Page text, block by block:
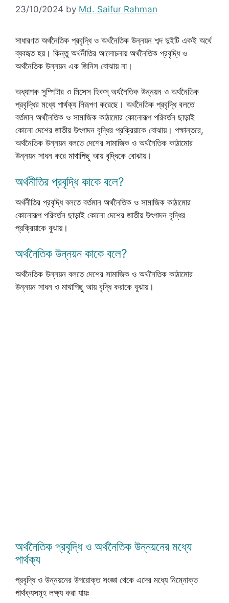
23/10/2024 by Md. Saifur Rahman
সাধারণত অর্থনৈতিক প্রবৃদ্ধি ও অর্থনৈতিক উন্নয়ন শব্দ দুইটি একই অর্থে
ব্যবহৃত হয়। কিন্তু অর্থনীতির আলোচনায় অর্থনৈতিক প্রবৃদ্ধি ও
অর্থনৈতিক উন্নয়ন এক জিনিস বোঝায় না।
অধ্যাপক সুম্পিটার ও মিসেস হিকস্ অর্থনৈতিক উন্নয়ন ও অর্থনৈতিক
প্রবৃদ্ধির মধ্যে পার্থক্য নিরূপণ করেছে। অর্থনৈতিক প্রবৃদ্ধি বলতে
বর্তমান অর্থনৈতিক ও সামাজিক কাঠামোর কোনোরূপ পরিবর্তন ছাড়াই
কোনো দেশের জাতীয় উৎপাদন বৃদ্ধির প্রক্রিয়াকে বোঝায়। পক্ষান্তরে,
অর্থনৈতিক উন্নয়ন বলতে দেশের সামাজিক ও অর্থনৈতিক কাঠামোর
উন্নয়ন সাধন করে মাথাপিছু আয় বৃদ্ধিকে বোঝায়।
অর্থনীতির প্রবৃদ্ধি কাকে বলে?
অর্থনীতির প্রবৃদ্ধি বলতে বর্তমান অর্থনৈতিক ও সামাজিক কাঠামোর
কোনোরূপ পরিবর্তন ছাড়াই কোনো দেশের জাতীয় উৎপাদন বৃদ্ধির
প্রক্রিয়াকে বুঝায়।
অর্থনৈতিক উন্নয়ন কাকে বলে?
অর্থনৈতিক উন্নয়ন বলতে দেশের সামাজিক ও অর্থনৈতিক কাঠামোর
উন্নয়ন সাধন ও মাথাপিছু আয় বৃদ্ধি করাকে বুঝায়।
অর্থনৈতিক প্রবৃদ্ধি ও অর্থনৈতিক উন্নয়নের মধ্যে
পার্থক্য
প্রবৃদ্ধি ও উন্নয়নের উপরোক্ত সংজ্ঞা থেকে এদের মধ্যে নিম্নোক্ত
পার্থক্যসমূহ লক্ষ্য করা যায়ঃ